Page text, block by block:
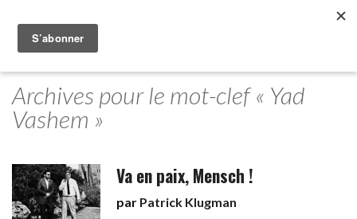
Archives pour le mot-clef « Yad
Vashem »
Va en paix, Mensch !
par Patrick Klugman